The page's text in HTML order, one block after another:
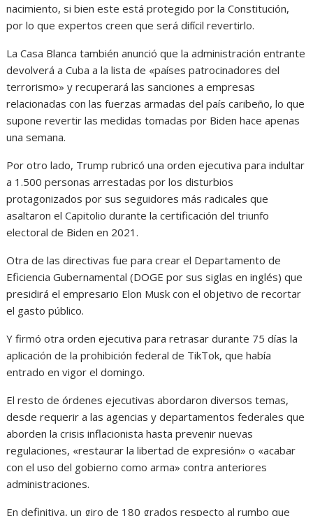
nacimiento, si bien este está protegido por la Constitución,
por lo que expertos creen que será difícil revertirlo.
La Casa Blanca también anunció que la administración entrante
devolverá a Cuba a la lista de «países patrocinadores del
terrorismo» y recuperará las sanciones a empresas
relacionadas con las fuerzas armadas del país caribeño, lo que
supone revertir las medidas tomadas por Biden hace apenas
una semana.
Por otro lado, Trump rubricó una orden ejecutiva para indultar
a 1.500 personas arrestadas por los disturbios
protagonizados por sus seguidores más radicales que
asaltaron el Capitolio durante la certificación del triunfo
electoral de Biden en 2021.
Otra de las directivas fue para crear el Departamento de
Eficiencia Gubernamental (DOGE por sus siglas en inglés) que
presidirá el empresario Elon Musk con el objetivo de recortar
el gasto público.
Y firmó otra orden ejecutiva para retrasar durante 75 días la
aplicación de la prohibición federal de TikTok, que había
entrado en vigor el domingo.
El resto de órdenes ejecutivas abordaron diversos temas,
desde requerir a las agencias y departamentos federales que
aborden la crisis inflacionista hasta prevenir nuevas
regulaciones, «restaurar la libertad de expresión» o «acabar
con el uso del gobierno como arma» contra anteriores
administraciones.
En definitiva, un giro de 180 grados respecto al rumbo que